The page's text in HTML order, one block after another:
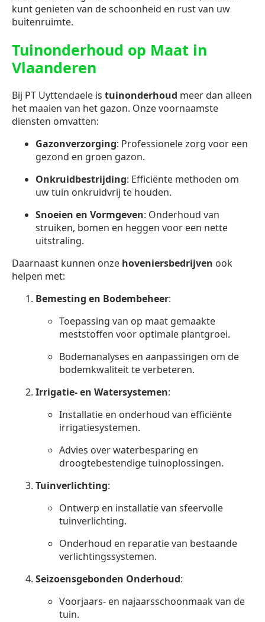
kunt genieten van de schoonheid en rust van uw
buitenruimte.
Tuinonderhoud op Maat in
Vlaanderen
Bij PT Uyttendaele is tuinonderhoud meer dan alleen
het maaien van het gazon. Onze voornaamste
diensten omvatten:
Gazonverzorging: Professionele zorg voor een
gezond en groen gazon.
Onkruidbestrijding: Efficiënte methoden om
uw tuin onkruidvrij te houden.
Snoeien en Vormgeven: Onderhoud van
struiken, bomen en heggen voor een nette
uitstraling.
Daarnaast kunnen onze hoveniersbedrijven ook
helpen met:
Bemesting en Bodembeheer:
Toepassing van op maat gemaakte
meststoffen voor optimale plantgroei.
Bodemanalyses en aanpassingen om de
bodemkwaliteit te verbeteren.
Irrigatie- en Watersystemen:
Installatie en onderhoud van efficiënte
irrigatiesystemen.
Advies over waterbesparing en
droogtebestendige tuinoplossingen.
Tuinverlichting:
Ontwerp en installatie van sfeervolle
tuinverlichting.
Onderhoud en reparatie van bestaande
verlichtingssystemen.
Seizoensgebonden Onderhoud:
Voorjaars- en najaarsschoonmaak van de
tuin.